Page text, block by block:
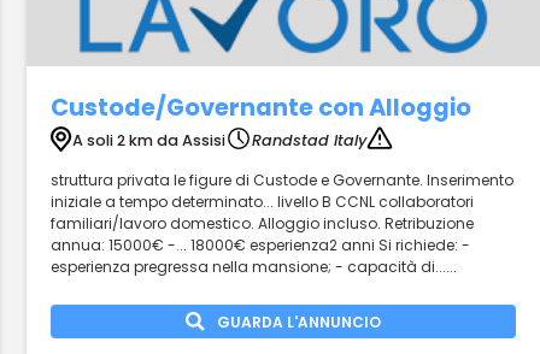
Custode/Governante con Alloggio
A soli 2 km da Assisi
Randstad Italy
struttura privata le figure di Custode e Governante. Inserimento
iniziale a tempo determinato... livello B CCNL collaboratori
familiari/lavoro domestico. Alloggio incluso. Retribuzione
annua: 15000€ -... 18000€ esperienza2 anni Si richiede: -
esperienza pregressa nella mansione; - capacità di......
GUARDA L'ANNUNCIO